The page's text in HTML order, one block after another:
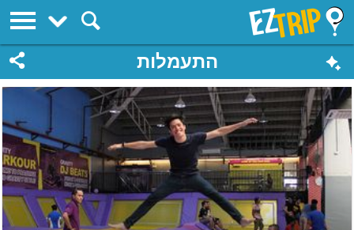
EZTrip
התעמלות